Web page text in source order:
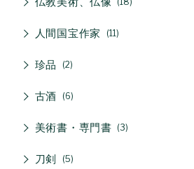
人間国宝作家 11
珍品 2
古酒 6
美術書・専門書 3
刀剣 5